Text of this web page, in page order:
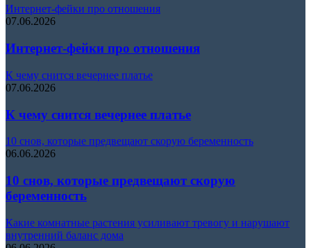
Интернет-фейки про отношения
07.06.2026
Интернет-фейки про отношения
К чему снится вечернее платье
07.06.2026
К чему снится вечернее платье
10 снов, которые предвещают скорую беременность
06.06.2026
10 снов, которые предвещают скорую
беременность
Какие комнатные растения усиливают тревогу и нарушают
внутренний баланс дома